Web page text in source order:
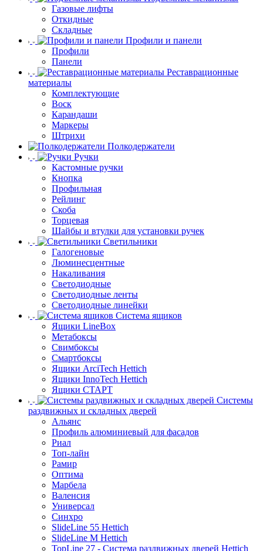
Газовые лифты
Откидные
Складные
Профили и панели
Профили
Панели
Реставрационные
материалы
Комплектующие
Воск
Карандаши
Маркеры
Штрихи
Полкодержатели
Ручки
Кастомные ручки
Кнопка
Профильная
Рейлинг
Скоба
Торцевая
Шайбы и втулки для установки ручек
Светильники
Галогеновые
Люминесцентные
Накаливания
Светодиодные
Светодиодные ленты
Светодиодные линейки
Система ящиков
Ящики LineBox
Метабоксы
Свимбоксы
Смартбоксы
Ящики ArciTech Hettich
Ящики InnoTech Hettich
Ящики СТАРТ
Системы
раздвижных и складных дверей
Альянс
Профиль алюминиевый для фасадов
Риал
Топ-лайн
Рамир
Оптима
Марбела
Валенсия
Универсал
Синхро
SlideLine 55 Hettich
SlideLine M Hettich
TopLine 27 - Система раздвижных дверей Hettich